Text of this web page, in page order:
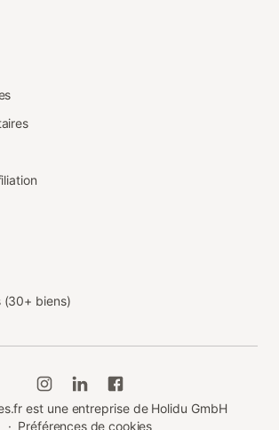
(30+ biens)
est une entreprise de Holidu GmbH
· Préférences de cookies